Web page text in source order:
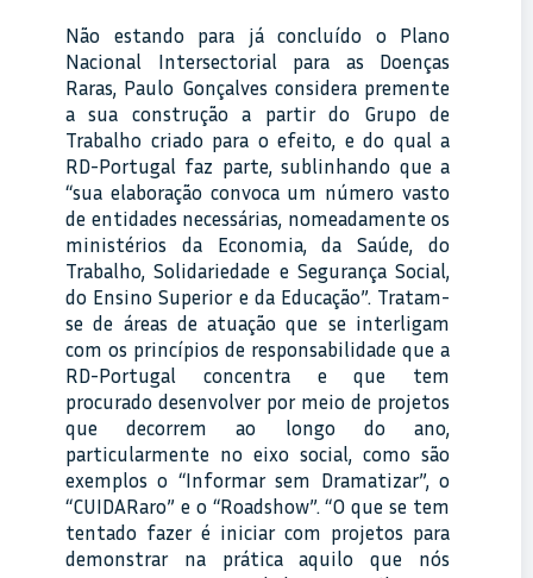
Não estando para já concluído o Plano
Nacional Intersectorial para as Doenças
Raras, Paulo Gonçalves considera premente
a sua construção a partir do Grupo de
Trabalho criado para o efeito, e do qual a
RD-Portugal faz parte, sublinhando que a
“sua elaboração convoca um número vasto
de entidades necessárias, nomeadamente os
ministérios da Economia, da Saúde, do
Trabalho, Solidariedade e Segurança Social,
do Ensino Superior e da Educação”. Tratam-
se de áreas de atuação que se interligam
com os princípios de responsabilidade que a
RD-Portugal concentra e que tem
procurado desenvolver por meio de projetos
que decorrem ao longo do ano,
particularmente no eixo social, como são
exemplos o “Informar sem Dramatizar”, o
“CUIDARaro” e o “Roadshow”. “O que se tem
tentado fazer é iniciar com projetos para
demonstrar na prática aquilo que nós